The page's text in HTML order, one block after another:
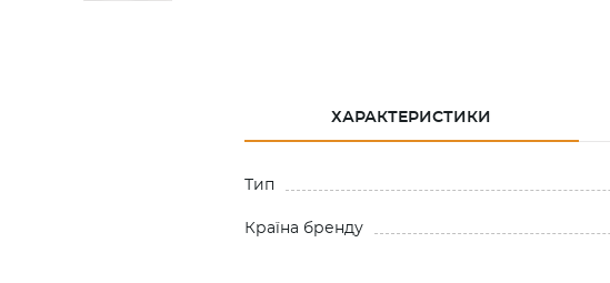
ХАРАКТЕРИСТИКИ
Тип
Країна бренду